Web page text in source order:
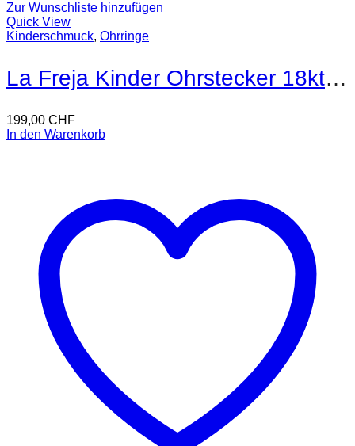
Zur Wunschliste hinzufügen
Quick View
Kinderschmuck, Ohrringe
La Freja Kinder Ohrstecker 18kt Gold
199,00 CHF
In den Warenkorb